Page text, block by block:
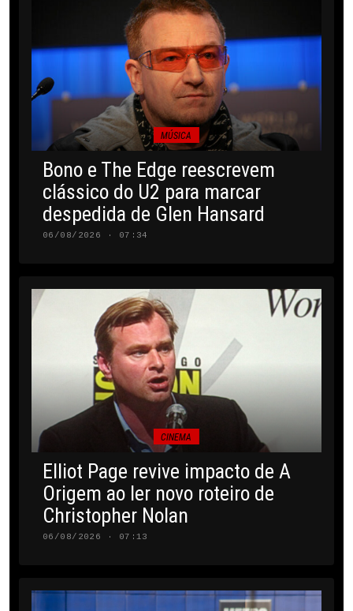
MÚSICA
Bono e The Edge reescrevem
clássico do U2 para marcar
despedida de Glen Hansard
06/08/2026 · 07:34
CINEMA
Elliot Page revive impacto de A
Origem ao ler novo roteiro de
Christopher Nolan
06/08/2026 · 07:13